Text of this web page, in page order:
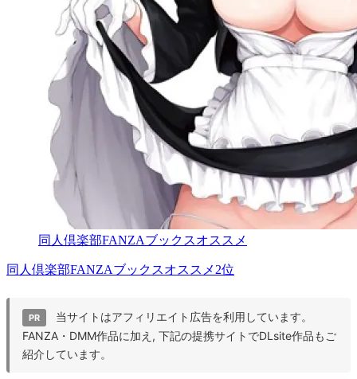
同人倶楽部FANZAブックスオススメ
同人倶楽部FANZAブックスオススメ2位
PR
当サイトはアフィリエイト広告を利用しています。
FANZA・DMM作品に加え, 下記の提携サイトでDLsite作品もご
紹介しています。